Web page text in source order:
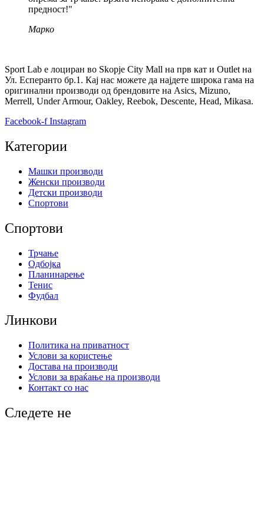
предност!"
Марко
Sport Lab е лоциран во Skopje City Mall на прв кат и Outlet на
Ул. Есперанто бр.1. Кај нас можете да најдете широка гама на
оригинални производи од брендовите на Asics, Mizuno,
Merrell, Under Armour, Oakley, Reebok, Descente, Head, Mikasa.
Facebook-f Instagram
Категории
Машки производи
Женски производи
Детски производи
Спортови
Спортови
Трчање
Одбојка
Планинарење
Тенис
Фудбал
Линкови
Политика на приватност
Услови за користење
Достава на производи
Услови за враќање на производи
Контакт со нас
Следете не